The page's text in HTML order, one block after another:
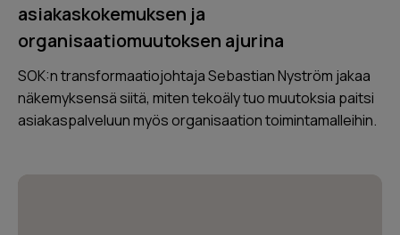
asiakaskokemuksen ja
organisaatiomuutoksen ajurina
SOK:n transformaatiojohtaja Sebastian Nyström jakaa
näkemyksensä siitä, miten tekoäly tuo muutoksia paitsi
asiakaspalveluun myös organisaation toimintamalleihin.